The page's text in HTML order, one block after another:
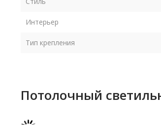
Интерьер
Тип крепления
Потолочный